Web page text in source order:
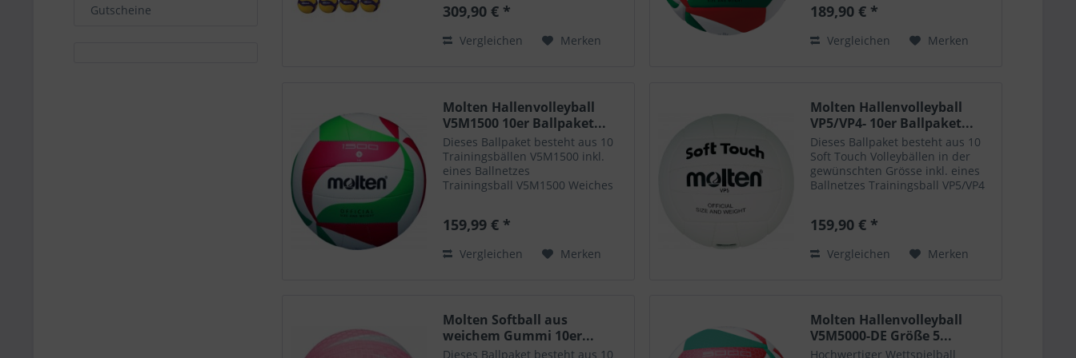
Gutscheine
Ideal für Schule und Verein
-...
309,90 € *
Vergleichen Merken
durch seine extreme Belasbarkeit
189,90 € *
Vergleichen Merken
Molten Hallenvolleyball
V5M1500 10er Ballpaket...
Dieses Ballpaket besteht aus 10
Trainingsbällen V5M1500 inkl.
eines Ballnetzes
Trainingsball V5M1500 Weiches
weiß/grün/rot Größe: 5 Benötigen
weniger, haben noch Fragen...
159,99 € *
Vergleichen Merken
Molten Hallenvolleyball
VP5/VP4- 10er Ballpaket...
Dieses Ballpaket besteht aus 10
Soft Touch Volleybällen in der
gewünschten Grösse inkl. eines
Ballnetzes Trainingsball VP5/VP4
Farbe: weiß Erhältlich in den
159,90 € *
Vergleichen Merken
Molten Softball aus
weichem Gummi 10er...
Dieses Ballpaket besteht aus 10
Molten Hallenvolleyball
V5M5000-DE Größe 5...
Hochwertiger Wettspielball